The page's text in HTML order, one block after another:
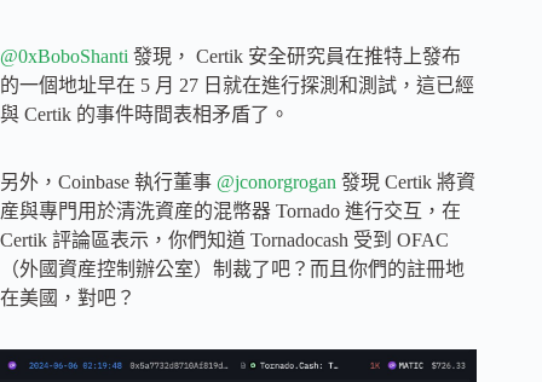
@0xBoboShanti 發現， Certik 安全研究員在推特上發布
的一個地址早在 5 月 27 日就在進行探測和測試，這已經
與 Certik 的事件時間表相矛盾了。
另外，Coinbase 執行董事 @jconorgrogan 發現 Certik 將資
産與專門用於清洗資産的混幣器 Tornado 進行交互，在
Certik 評論區表示，你們知道 Tornadocash 受到 OFAC
（外國資産控制辦公室）制裁了吧？而且你們的註冊地
在美國，對吧？